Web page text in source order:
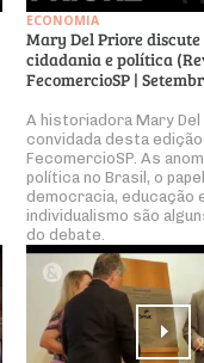
ECONOMIA
Mary Del Priore discute
cidadania e política
FecomercioSP |
A historiadora Mary Del
convidada desta
FecomercioSP. As
política no Brasil, o
democracia, educação
individualismo são
do debate.